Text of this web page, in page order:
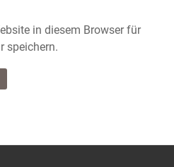
in diesem Browser für
speichern.